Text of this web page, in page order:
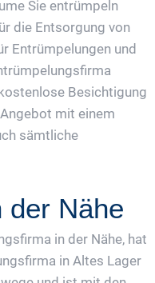
Sie entrümpeln
die Entsorgung von
Entrümpelungen und
Besichtigung
mit einem
sämtliche
der Nähe
in der Nähe, hat
in Altes Lager